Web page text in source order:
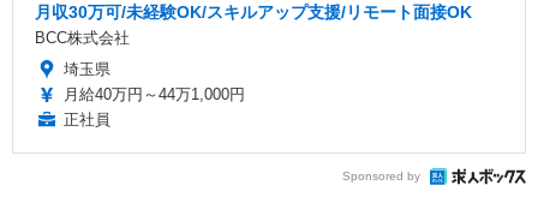
月収30万可/未経験OK/スキルアップ支援/リモート面接OK
BCC株式会社
埼玉県
月給40万円～44万1,000円
正社員
Sponsored by